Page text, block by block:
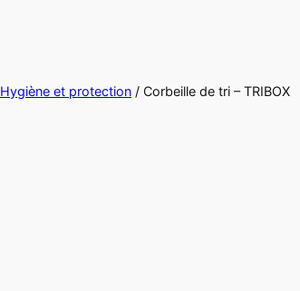
Hygiène et protection / Corbeille de tri – TRIBOX